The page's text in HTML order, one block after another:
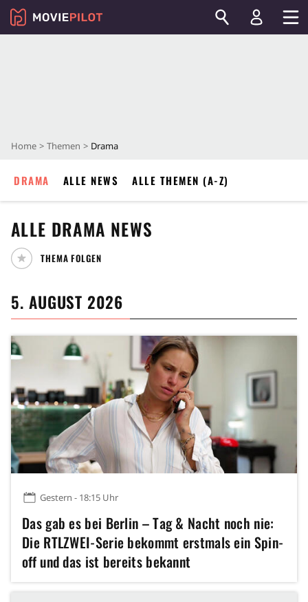
Home Themen Drama
DRAMA ALLE NEWS ALLE THEMEN (A-Z)
ALLE DRAMA NEWS
THEMA FOLGEN
5. AUGUST 2026
Gestern - 18:15 Uhr
Das gab es bei Berlin – Tag & Nacht noch nie:
Die RTLZWEI-Serie bekommt erstmals ein Spin-
off und das ist bereits bekannt